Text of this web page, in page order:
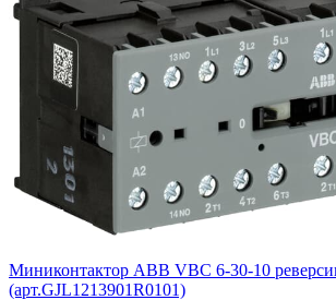
Миниконтактор ABB VВC 6-30-10
(арт.GJL1213901R0101)